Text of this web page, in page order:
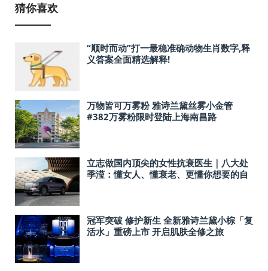
猜你喜欢
“顺时而动”打一最稳准确动物生肖数字,释
义答案全面精选解释!
万物皆可万雾粉 雅诗兰黛丝雾小金管
#382万雾粉限时登陆上海南昌路
立志做国内顶尖的女性抗衰医生｜八大处
季滢：懂女人、懂衰老、更懂你想要的自
冠军突破 修护新生 全新雅诗兰黛小棕「复
活水」重磅上市 开启肌肤全修之旅